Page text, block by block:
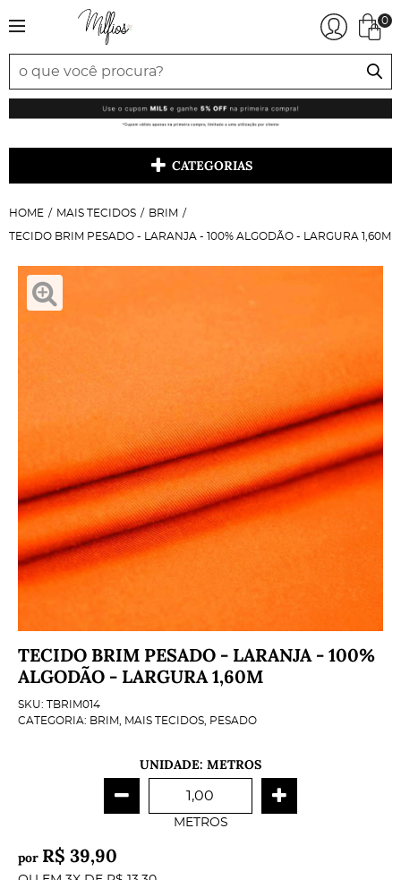
0
CATEGORIAS
HOME MAIS TECIDOS BRIM
TECIDO BRIM PESADO - LARANJA - 100% ALGODÃO - LARGURA 1,60M
TECIDO BRIM PESADO - LARANJA - 100%
ALGODÃO - LARGURA 1,60M
SKU: TBRIM014
CATEGORIA: BRIM MAIS TECIDOS PESADO
UNIDADE: METROS
METROS
por R$ 39,90